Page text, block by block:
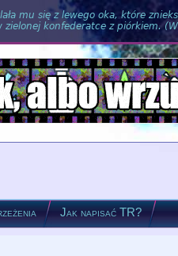
mu się z lewego oka, które
konfederatce z piórkiem.
Jak napisać TR?